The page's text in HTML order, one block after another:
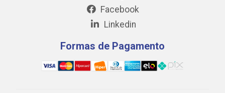
Facebook
Linkedin
Formas de Pagamento